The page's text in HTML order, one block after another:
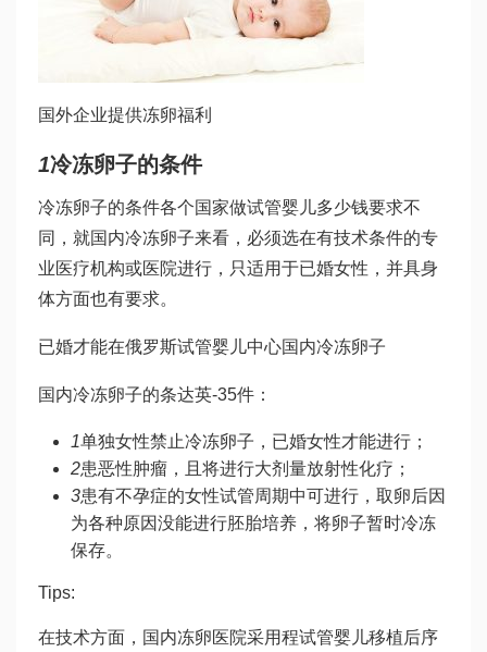
国外企业提供冻卵福利
1冷冻卵子的条件
冷冻卵子的条件各个国家做试管婴儿多少钱要求不
同，就国内冷冻卵子来看，必须选在有技术条件的专
业医疗机构或医院进行，只适用于已婚女性，并具身
体方面也有要求。
已婚才能在俄罗斯试管婴儿中心国内冷冻卵子
国内冷冻卵子的条达英-35件：
1单独女性禁止冷冻卵子，已婚女性才能进行；
2患恶性肿瘤，且将进行大剂量放射性化疗；
3患有不孕症的女性试管周期中可进行，取卵后因
为各种原因没能进行胚胎培养，将卵子暂时冷冻
保存。
Tips:
在技术方面，国内冻卵医院采用程试管婴儿移植后序